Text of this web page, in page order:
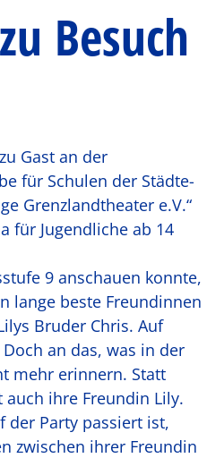
Besuch
Gast an der
für Schulen der Städte-
Grenzlandtheater e.V.“
für Jugendliche ab 14
9 anschauen konnte,
lange beste Freundinnen
Bruder Chris. Auf
an das, was in der
mehr erinnern. Statt
ihre Freundin Lily.
der Party passiert ist,
zwischen ihrer Freundin